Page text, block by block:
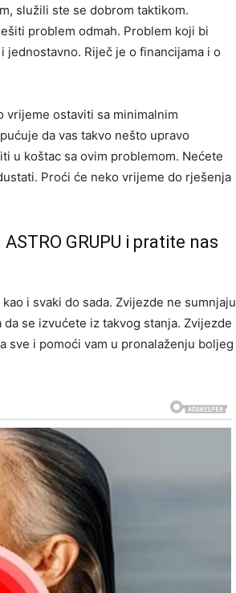
služili ste se dobrom taktikom.
problem odmah. Problem koji bi
Riječ je o financijama i o
vrijeme ostaviti sa minimalnim
da vas takvo nešto upravo
u koštac sa ovim problemom. Nećete
Proći će neko vrijeme do rješenja
GRUPU i pratite nas
i svaki do sada. Zvijezde ne sumnjaju
se izvućete iz takvog stanja. Zvijezde
sve i pomoći vam u pronalaženju boljeg